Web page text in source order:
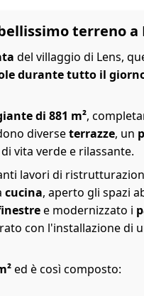
terreno a
del villaggio di Lens,
durante tutto il
di 881 m²,
diverseterrazze, un
vita verde e rilassante.
lavori di
cucina, aperto gli spazi
e modernizzato i
con l'installazione di
ed è così composto: